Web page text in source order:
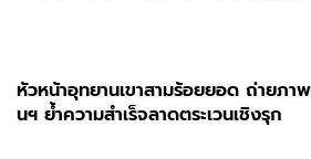
หัวหน้าอุทยานเขาสามร้อยยอด ถ่ายภา
นฯ ย้ำความสำเร็จลาดตระเวนเชิงรุก